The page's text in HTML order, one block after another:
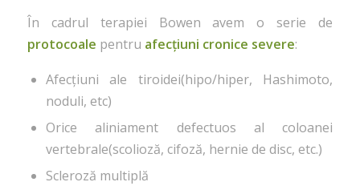
În cadrul terapiei Bowen avem o serie de
protocoale pentru afecțiuni cronice severe:
Afecțiuni ale tiroidei(hipo/hiper, Hashimoto,
noduli, etc)
Orice aliniament defectuos al coloanei
vertebrale(scolioză, cifoză, hernie de disc, etc.)
Scleroză multiplă